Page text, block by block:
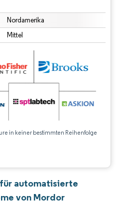
Nordamerika
Mittel
in keiner bestimmten Reihenfolge
automatisierte
von Mordor